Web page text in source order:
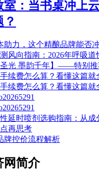
室：当书桌冲上
助力，这个精酿品牌能否
风向指南：2026年呼吸道
圣光 墨韵千年】——特别
续费怎么算？看懂这篇就
续费怎么算？看懂这篇就
性延时喷剂选购指南：从
再思考
牌控价流程解析
网简介